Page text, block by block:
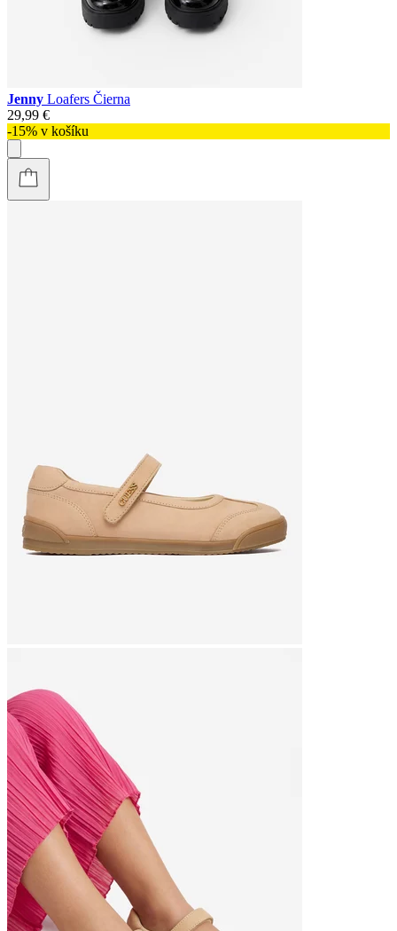
Jenny Loafers Čierna
29,99 €
-15% v košíku